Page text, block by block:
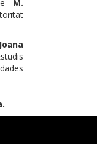
M.
Joana